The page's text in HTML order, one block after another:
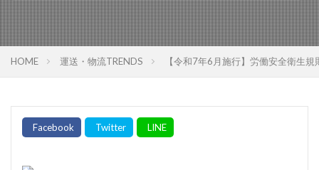
HOME 運送・物流TRENDS 【令和7年6月施行】労働安全衛生